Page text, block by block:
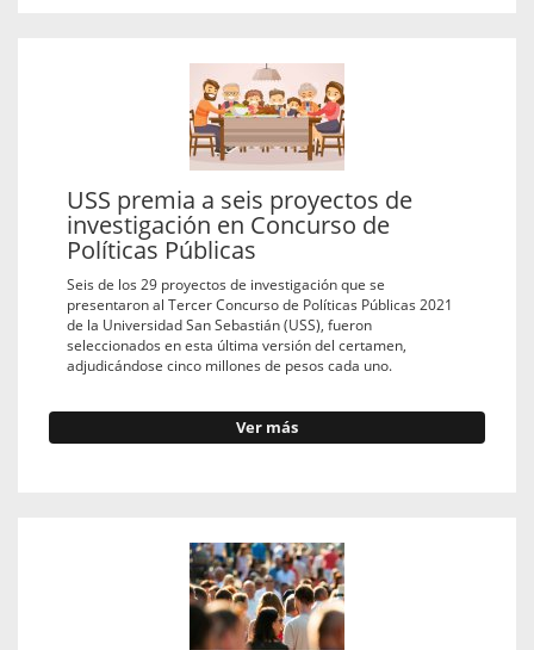
USS premia a seis proyectos de
investigación en Concurso de
Políticas Públicas
Seis de los 29 proyectos de investigación que se
presentaron al Tercer Concurso de Políticas Públicas 2021
de la Universidad San Sebastián (USS), fueron
seleccionados en esta última versión del certamen,
adjudicándose cinco millones de pesos cada uno.
Ver más